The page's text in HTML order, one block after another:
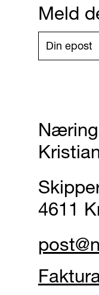
Meld
4611